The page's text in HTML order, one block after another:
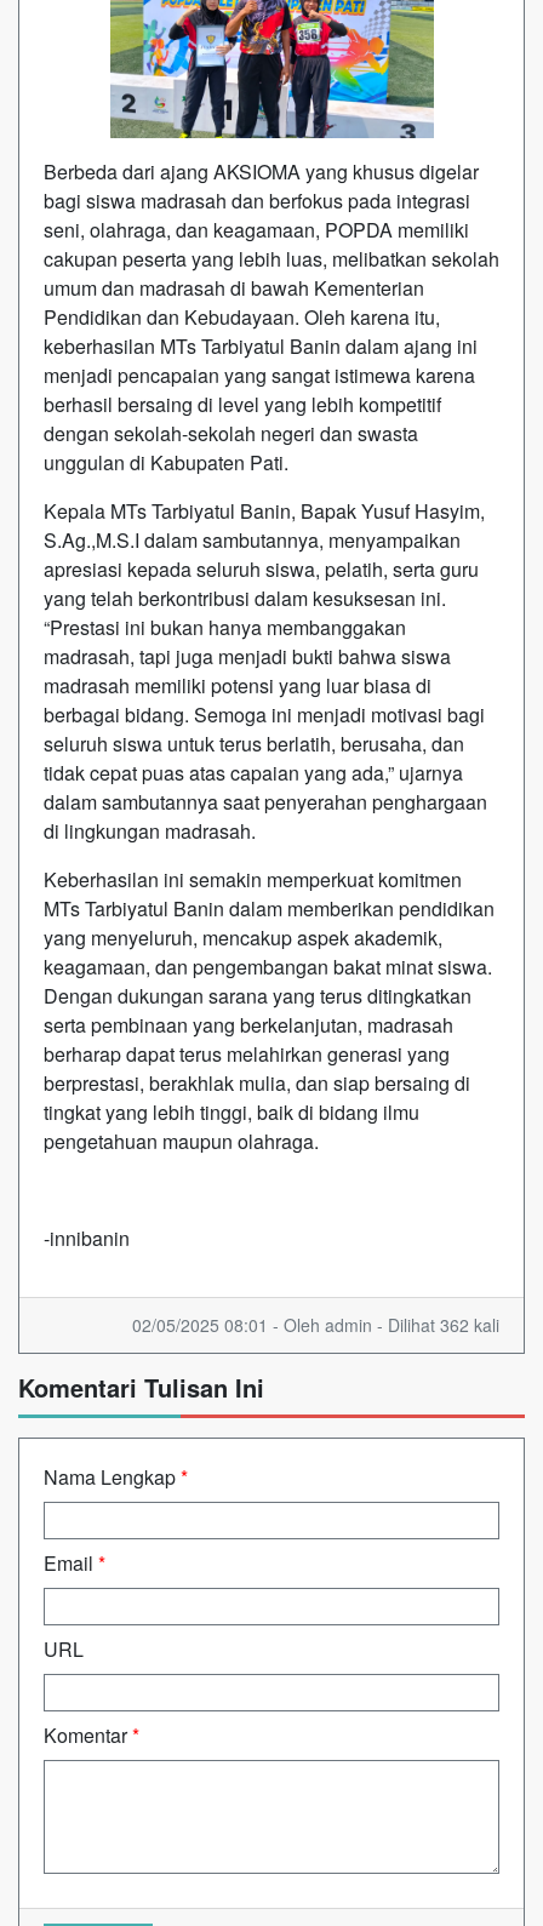
Berbeda dari ajang AKSIOMA yang khusus digelar
bagi siswa madrasah dan berfokus pada integrasi
seni, olahraga, dan keagamaan, POPDA memiliki
cakupan peserta yang lebih luas, melibatkan sekolah
umum dan madrasah di bawah Kementerian
Pendidikan dan Kebudayaan. Oleh karena itu,
keberhasilan MTs Tarbiyatul Banin dalam ajang ini
menjadi pencapaian yang sangat istimewa karena
berhasil bersaing di level yang lebih kompetitif
dengan sekolah-sekolah negeri dan swasta
unggulan di Kabupaten Pati.
Kepala MTs Tarbiyatul Banin, Bapak Yusuf Hasyim,
S.Ag.,M.S.I dalam sambutannya, menyampaikan
apresiasi kepada seluruh siswa, pelatih, serta guru
yang telah berkontribusi dalam kesuksesan ini.
“Prestasi ini bukan hanya membanggakan
madrasah, tapi juga menjadi bukti bahwa siswa
madrasah memiliki potensi yang luar biasa di
berbagai bidang. Semoga ini menjadi motivasi bagi
seluruh siswa untuk terus berlatih, berusaha, dan
tidak cepat puas atas capaian yang ada,” ujarnya
dalam sambutannya saat penyerahan penghargaan
di lingkungan madrasah.
Keberhasilan ini semakin memperkuat komitmen
MTs Tarbiyatul Banin dalam memberikan pendidikan
yang menyeluruh, mencakup aspek akademik,
keagamaan, dan pengembangan bakat minat siswa.
Dengan dukungan sarana yang terus ditingkatkan
serta pembinaan yang berkelanjutan, madrasah
berharap dapat terus melahirkan generasi yang
berprestasi, berakhlak mulia, dan siap bersaing di
tingkat yang lebih tinggi, baik di bidang ilmu
pengetahuan maupun olahraga.
-innibanin
02/05/2025 08:01 - Oleh admin - Dilihat 362 kali
Komentari Tulisan Ini
Nama Lengkap*
Email *
URL
Komentar*